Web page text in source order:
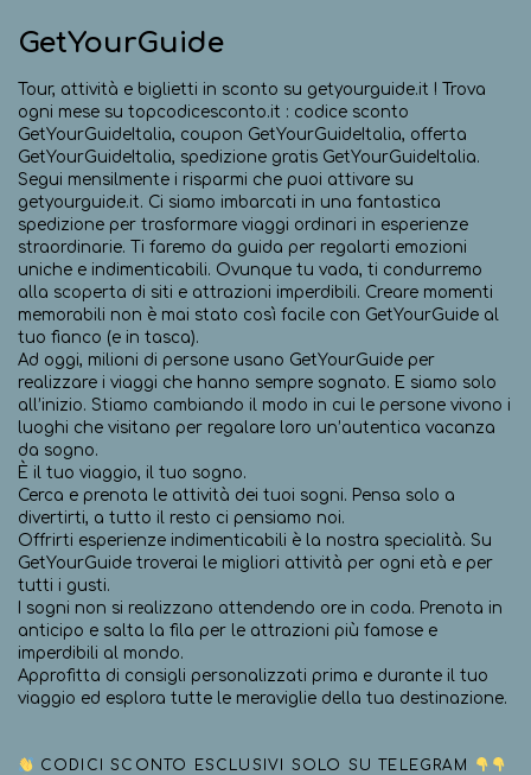
GetYourGuide
Tour, attività e biglietti in sconto su getyourguide.it ! Trova
ogni mese su topcodicesconto.it : codice sconto
GetYourGuideItalia, coupon GetYourGuideItalia, offerta
GetYourGuideItalia, spedizione gratis GetYourGuideItalia.
Segui mensilmente i risparmi che puoi attivare su
getyourguide.it. Ci siamo imbarcati in una fantastica
spedizione per trasformare viaggi ordinari in esperienze
straordinarie. Ti faremo da guida per regalarti emozioni
uniche e indimenticabili. Ovunque tu vada, ti condurremo
alla scoperta di siti e attrazioni imperdibili. Creare momenti
memorabili non è mai stato così facile con GetYourGuide al
tuo fianco (e in tasca).
Ad oggi, milioni di persone usano GetYourGuide per
realizzare i viaggi che hanno sempre sognato. E siamo solo
all’inizio. Stiamo cambiando il modo in cui le persone vivono i
luoghi che visitano per regalare loro un’autentica vacanza
da sogno.
È il tuo viaggio, il tuo sogno.
Cerca e prenota le attività dei tuoi sogni. Pensa solo a
divertirti, a tutto il resto ci pensiamo noi.
Offrirti esperienze indimenticabili è la nostra specialità. Su
GetYourGuide troverai le migliori attività per ogni età e per
tutti i gusti.
I sogni non si realizzano attendendo ore in coda. Prenota in
anticipo e salta la fila per le attrazioni più famose e
imperdibili al mondo.
Approfitta di consigli personalizzati prima e durante il tuo
viaggio ed esplora tutte le meraviglie della tua destinazione.
CODICI SCONTO ESCLUSIVI SOLO SU TELEGRAM